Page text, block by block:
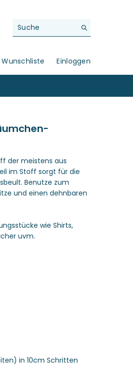
Einloggen
der meistens aus
im Stoff sorgt für die
Benutze zum
und einen dehnbaren
wie Shirts,
uvm.
in 10cm Schritten